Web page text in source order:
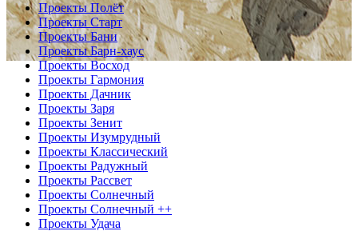
Проекты Полёт
Проекты Старт
Проекты Бани
Проекты Барн-хаус
Проекты Восход
Проекты Гармония
Проекты Дачник
Проекты Заря
Проекты Зенит
Проекты Изумрудный
Проекты Классический
Проекты Радужный
Проекты Рассвет
Проекты Солнечный
Проекты Солнечный ++
Проекты Удача